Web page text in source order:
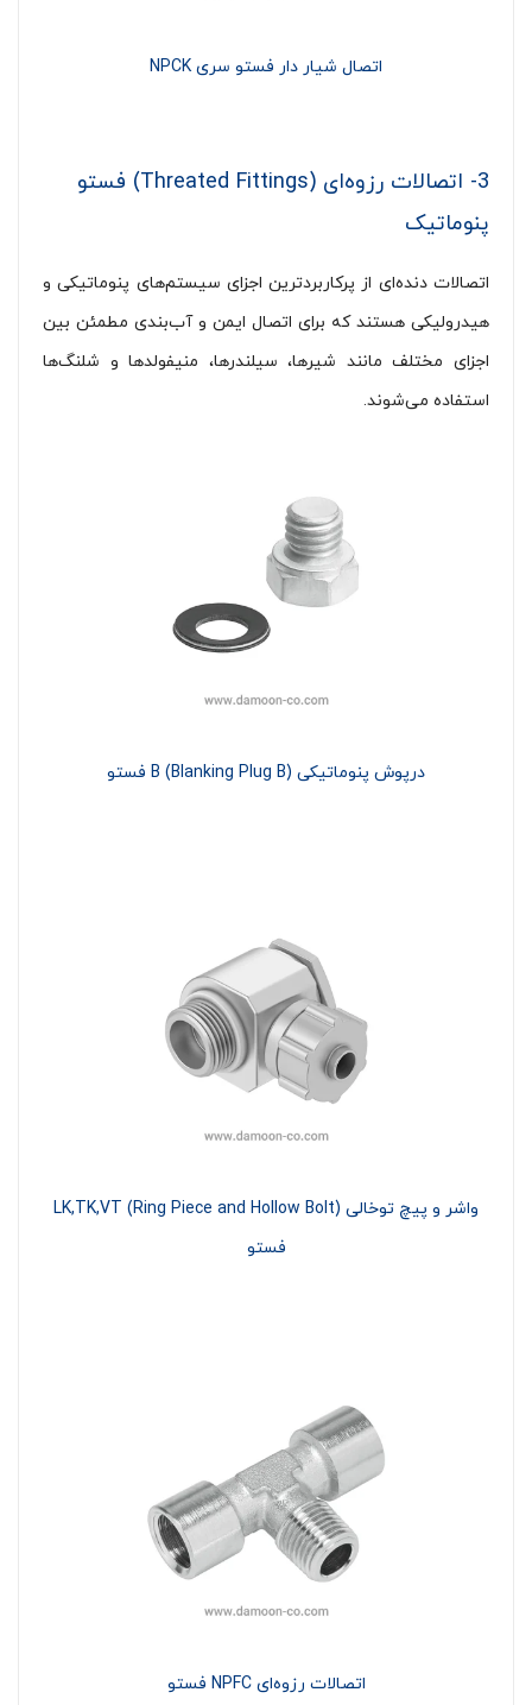
اتصال شیار دار فستو سری NPCK
3- اتصالات رزوه‌ای (Threated Fittings) فستو
پنوماتیک
اتصالات دنده‌ای از پرکاربردترین اجزای سیستم‌های پنوماتیکی و
هیدرولیکی هستند که برای اتصال ایمن و آب‌بندی مطمئن بین
اجزای مختلف مانند شیرها، سیلندرها، منیفولدها و شلنگ‌ها
استفاده می‌شوند.
درپوش پنوماتیکی B (Blanking Plug B) فستو
واشر و پیچ توخالی LK,TK,VT (Ring Piece and Hollow Bolt)
فستو
اتصالات رزوه‌ای NPFC فستو